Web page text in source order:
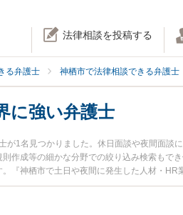
法律相談を投稿する
る弁護士 神栖市で法律相談できる弁護士
に強い弁護士
が1名見つかりました。休日面談や夜間面
作成等の細かな分野での絞り込み検索も
『神栖市で土日や夜間に発生した人材・
無料で人材・HR業界を法律相談できる神